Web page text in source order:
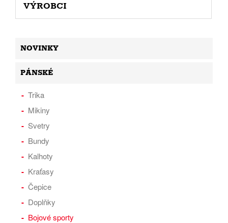
VÝROBCI
NOVINKY
PÁNSKÉ
Trika
Mikiny
Svetry
Bundy
Kalhoty
Kraťasy
Čepice
Doplňky
Bojové sporty